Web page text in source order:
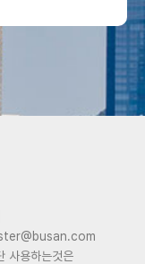
사용하는것은